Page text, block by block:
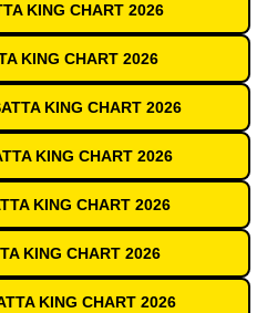
KING CHART 2026
KING CHART 2026
KING CHART 2026
KING CHART 2026
KING CHART 2026
KING CHART 2026
KING CHART 2026